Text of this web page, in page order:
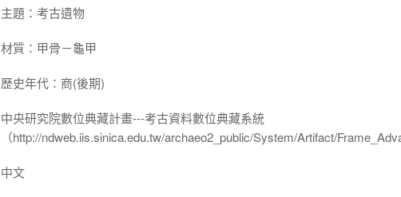
主題：考古遺物
材質：甲骨－龜甲
歷史年代：商(後期)
中央研究院數位典藏計畫---考古資料數位典藏系統
（http://ndweb.iis.sinica.edu.tw/archaeo2_public/System/Artifact/
中文